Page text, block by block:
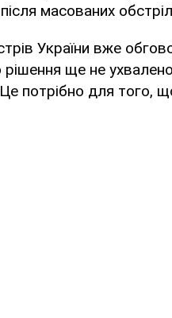
масованих
України вже
рішення ще не
потрібно для того,